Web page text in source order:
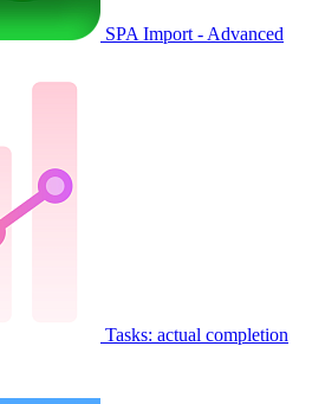
SPA Import - Advanced
Tasks: actual completion